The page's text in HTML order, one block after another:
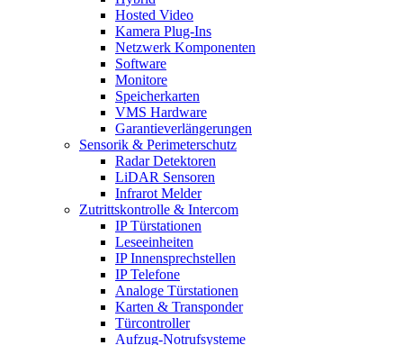
Hosted Video
Kamera Plug-Ins
Netzwerk Komponenten
Software
Monitore
Speicherkarten
VMS Hardware
Garantieverlängerungen
Sensorik & Perimeterschutz
Radar Detektoren
LiDAR Sensoren
Infrarot Melder
Zutrittskontrolle & Intercom
IP Türstationen
Leseeinheiten
IP Innensprechstellen
IP Telefone
Analoge Türstationen
Karten & Transponder
Türcontroller
Aufzug-Notrufsysteme